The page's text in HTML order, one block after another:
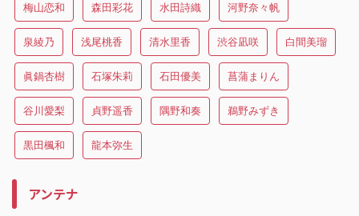
梅山恋和 森田彩花 水田詩織 河野奈々帆
泉綾乃 浅尾桃香 清水里香 渋谷凪咲 白間美瑠
眞鍋杏樹 石塚朱莉 石田優美 菖蒲まりん
谷川愛梨 貞野遥香 隅野和奏 鵜野みずき
黒田楓和 龍本弥生
アンテナ